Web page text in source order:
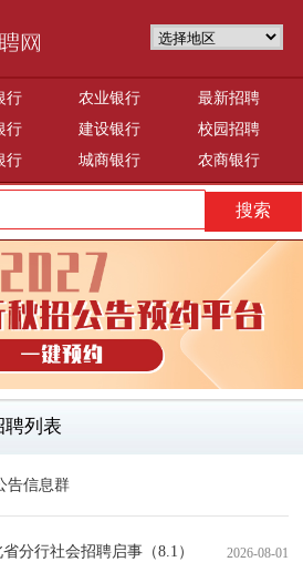
行 农业银行
最新招聘
行 建设银行
校园招聘
行 城商银行 农商银行
列表
告信息群
分行社会招聘启事（8.1） 2026-08-01